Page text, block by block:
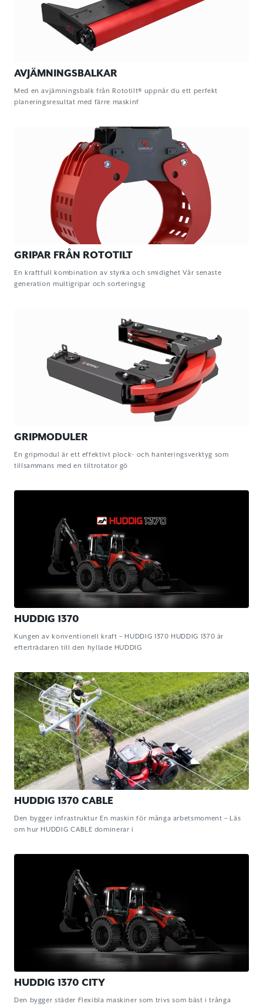
AVJÄMNINGSBALKAR
Med en avjämningsbalk från Rototilt® uppnår du ett perfekt
planeringsresultat med färre maskinf
GRIPAR FRÅN ROTOTILT
En kraftfull kombination av styrka och smidighet Vår senaste
generation multigripar och sorteringsg
GRIPMODULER
En gripmodul är ett effektivt plock- och hanteringsverktyg som
tillsammans med en tiltrotator gö
HUDDIG 1370
Kungen av konventionell kraft – HUDDIG 1370 HUDDIG 1370 är
efterträdaren till den hyllade HUDDIG
HUDDIG 1370 CABLE
Den bygger infrastruktur En maskin för många arbetsmoment – Läs
om hur HUDDIG CABLE dominerar i
HUDDIG 1370 CITY
Den bygger städer Flexibla maskiner som trivs som bäst i trånga